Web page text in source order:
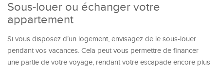
Sous-louer ou échanger votre
appartement
Si vous disposez d’un logement, envisagez de le sous-louer
pendant vos vacances. Cela peut vous permettre de financer
une partie de votre voyage, rendant votre escapade encore plus